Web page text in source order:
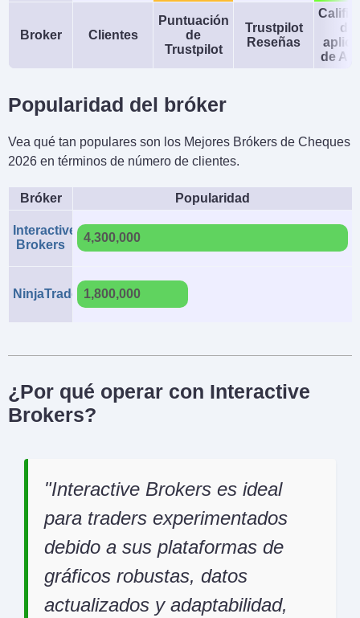
Broker Clientes
Puntuación
de
Trustpilot
Trustpilot
Reseñas
de
de
Popularidad del bróker
Vea qué tan populares son los Mejores Brókers de Cheques
2026 en términos de número de clientes.
Bróker Popularidad
Interactive
Brokers
4,300,000
NinjaTrader 1,800,000
¿Por qué operar con Interactive
Brokers?
Interactive Brokers es ideal
para traders experimentados
debido a sus plataformas de
gráficos robustas, datos
actualizados y adaptabilidad,